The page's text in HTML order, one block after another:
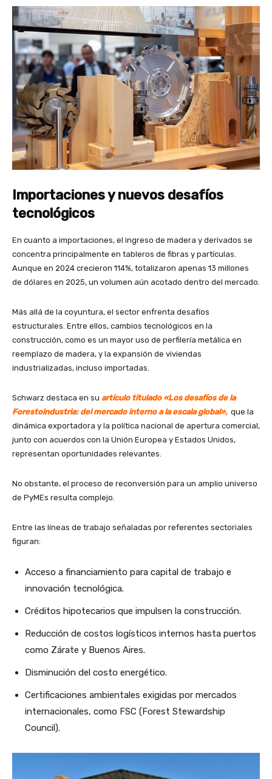
Importaciones y nuevos desafíos
tecnológicos
En cuanto a importaciones, el ingreso de madera y derivados se
concentra principalmente en tableros de fibras y partículas.
Aunque en 2024 crecieron 114%, totalizaron apenas 13 millones
de dólares en 2025, un volumen aún acotado dentro del mercado.
Más allá de la coyuntura, el sector enfrenta desafíos
estructurales. Entre ellos, cambios tecnológicos en la
construcción, como es un mayor uso de perfilería metálica en
reemplazo de madera, y la expansión de viviendas
industrializadas, incluso importadas.
Schwarz destaca en su artículo titulado «Los desafíos de la
Forestoindustria: del mercado interno a la escala global», que la
dinámica exportadora y la política nacional de apertura comercial,
junto con acuerdos con la Unión Europea y Estados Unidos,
representan oportunidades relevantes.
No obstante, el proceso de reconversión para un amplio universo
de PyMEs resulta complejo.
Entre las líneas de trabajo señaladas por referentes sectoriales
figuran:
Acceso a financiamiento para capital de trabajo e
innovación tecnológica.
Créditos hipotecarios que impulsen la construcción.
Reducción de costos logísticos internos hasta puertos
como Zárate y Buenos Aires.
Disminución del costo energético.
Certificaciones ambientales exigidas por mercados
internacionales, como FSC (Forest Stewardship
Council).